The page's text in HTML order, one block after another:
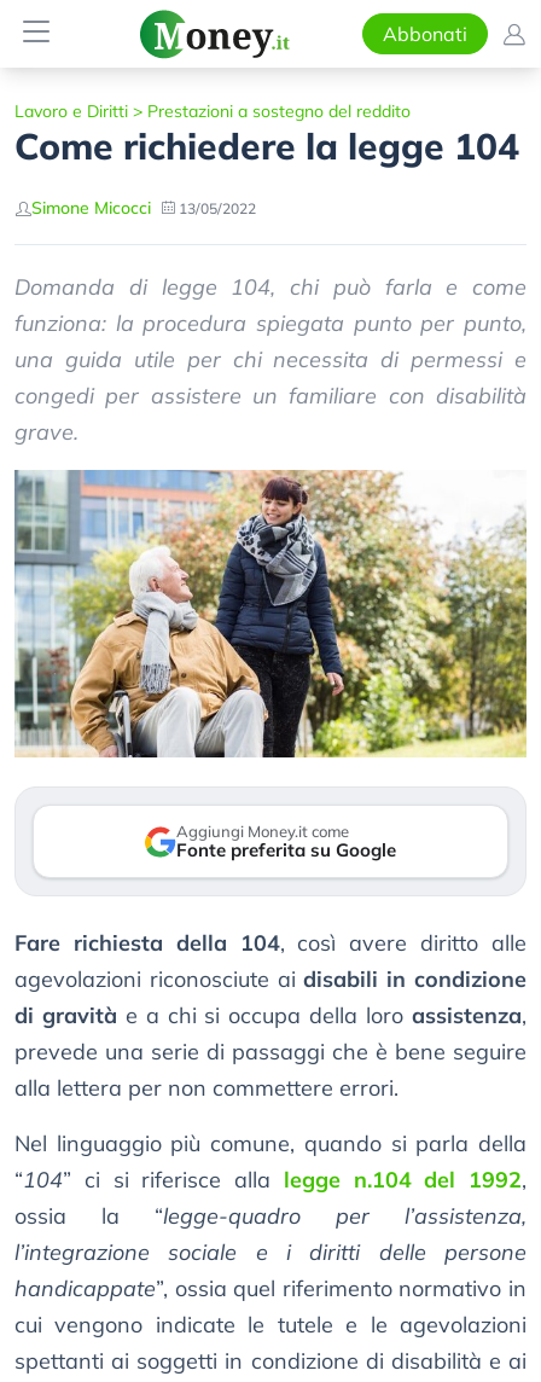
Abbonati
Lavoro e Diritti > Prestazioni a sostegno del reddito
Come richiedere la legge 104
Simone Micocci 13/05/2022
Domanda di legge 104, chi può farla e come
funziona: la procedura spiegata punto per punto,
una guida utile per chi necessita di permessi e
congedi per assistere un familiare con disabilità
grave.
Aggiungi Money.it come
Fonte preferita su Google
Fare richiesta della 104, così avere diritto alle
agevolazioni riconosciute aidisabili in condizione
di gravità e a chi si occupa della loroassistenza,
prevede una serie di passaggi che è bene seguire
alla lettera per non commettere errori.
Nel linguaggio più comune, quando si parla della
“104” ci si riferisce alla legge n.104 del 1992,
ossia la “legge-quadro per l’assistenza,
l’integrazione sociale e i diritti delle persone
handicappate”, ossia quel riferimento normativo in
cui vengono indicate le tutele e le agevolazioni
spettanti ai soggetti in condizione di disabilità e ai